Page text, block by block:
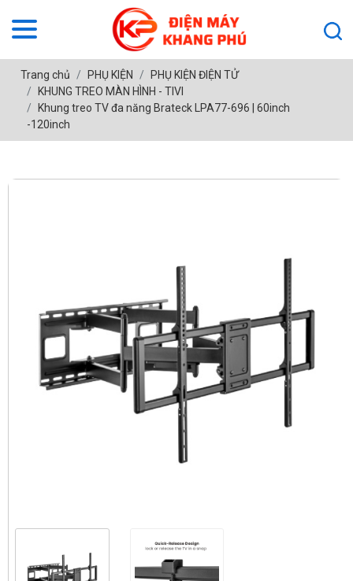
Trang chủ PHỤ KIỆN
PHỤ KIỆN ĐIỆN TỬ
KHUNG TREO MÀN HÌNH - TIVI
Khung treo TV đa năng Brateck LPA77-696 | 60inch
-120inch